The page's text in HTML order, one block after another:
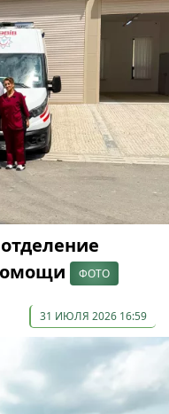
ФОТО
31 ИЮЛЯ 2026 16:59